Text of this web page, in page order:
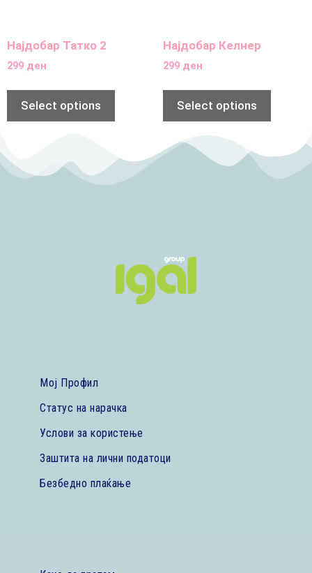
Најдобар Татко 2
299 ден
Select options
Најдобар Келнер
299 ден
Select options
Мој Профил
Статус на нарачка
Услови за користење
Заштита на лични податоци
Безбедно плаќање